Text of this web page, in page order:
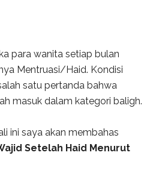
para wanita setiap bulan
Mentruasi/Haid. Kondisi
satu pertanda bahwa
masuk dalam kategori baligh.
ini saya akan membahas
Setelah Haid Menurut